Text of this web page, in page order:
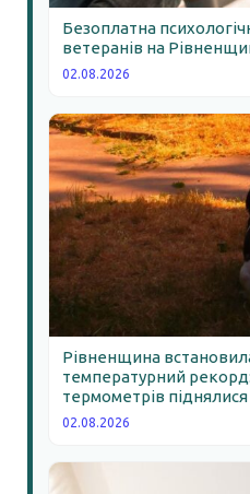
Безоплатна
ветеранів на
02.08.2026
Рівненщина
температурний
термометрів піднялися
02.08.2026